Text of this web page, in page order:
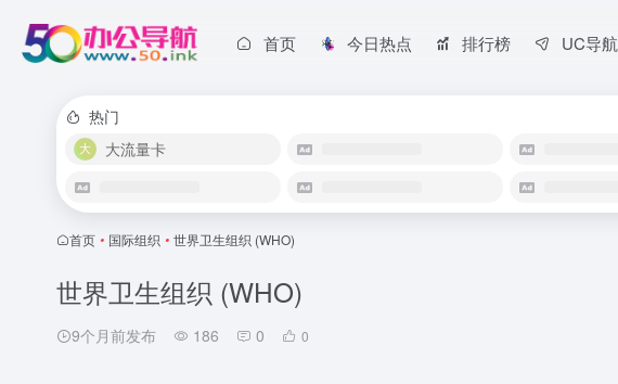
首页 今日热点 排行榜 UC导航
热门
大流量卡
首页 • 国际组织 • 世界卫生组织 (WHO)
世界卫生组织 (WHO)
9个月前发布 186 0 0